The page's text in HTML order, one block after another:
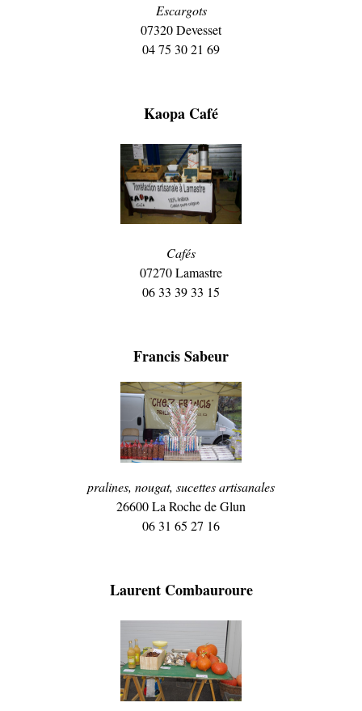
Escargots
07320 Devesset
04 75 30 21 69
Kaopa Café
Cafés
07270 Lamastre
06 33 39 33 15
Francis Sabeur
pralines, nougat, sucettes artisanales
26600 La Roche de Glun
06 31 65 27 16
Laurent Combauroure